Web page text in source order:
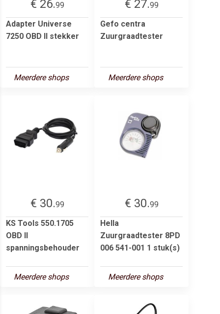
€ 26.99
Adapter Universe
7250 OBD II stekker
Meerdere shops
€ 27.99
Gefo centra
Zuurgraadtester
Meerdere shops
€ 30.99
KS Tools 550.1705
OBD II
spanningsbehouder
Meerdere shops
€ 30.99
Hella
Zuurgraadtester 8PD
006 541-001 1 stuk(s)
Meerdere shops